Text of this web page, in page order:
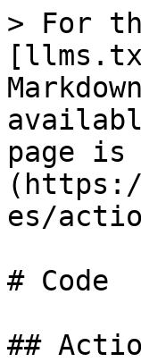
> For
page is
es/
# Code
##